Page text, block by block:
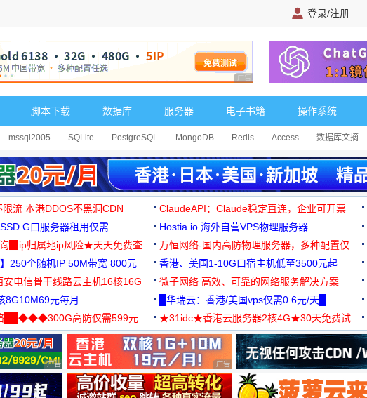
登录/注册
广告 商业广告，理性选择
脚本下载 数据库 服务器 电子书籍 操作系统
mssql2005 SQLite PostgreSQL MongoDB Redis Access 数据库文摘
流 本港DDOS不黑洞CDN ClaudeAPI：Claude稳定直连，企业可开票
G口服务器租用仅需
测试
Hostia.io 海外自营VPS物理服务器
▉ip归属地ip风险★天天免费查
万恒网络-国内高防物理服务器，多种配置仅
99元/月起
】250个随机IP 50M带宽 800元 香港、美国1-10G口宿主机低至3500元起
安电信骨干线路云主机16核16G
微子网络 高效、可靠的网络服务解决方案
8G10M69元每月 █华瑞云：香港/美国vps仅需0.6元/天█
██◆◆◆300G高防仅需599元
★31idc★香港云服务器2核4G★30天免费试
用◆
广告 商业广告，理性选择 广告 商业广告，理性选择